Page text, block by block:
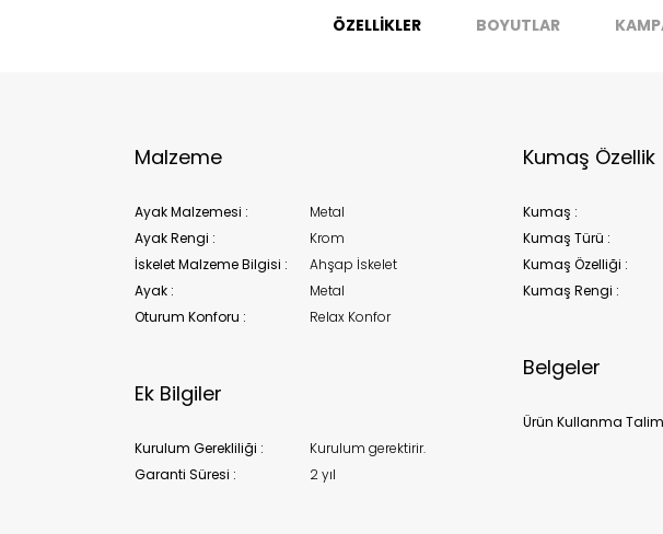
Stock moves super-fast.
might be available but
ÖZELLİKLER BOYUTLAR
Malzeme
Ayak Malzemesi :
Metal
Ayak Rengi :
Krom
İskelet Malzeme Bilgisi :
Ahşap İskelet
Ayak :
Metal
Oturum Konforu :
Relax Konfor
Ek Bilgiler
Kurulum Gerekliliği :
Kurulum gerektirir.
Garanti Süresi :
2 yıl
Kumaş Özellik
Kumaş :
Kumaş Türü :
Kumaş Özelliği :
Kumaş Rengi :
Belgeler
Ürün Kullanma